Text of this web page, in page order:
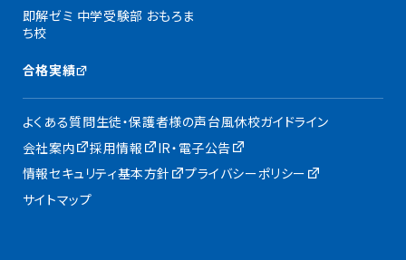
即解ゼミ 中学受験部 おもろま
ち校
合格実績
よくある質問生徒・保護者様の声台風休校ガイドライン
会社案内
採用情報
IR・電子公告
情報セキュリティ基本方針
プライバシーポリシー
サイトマップ